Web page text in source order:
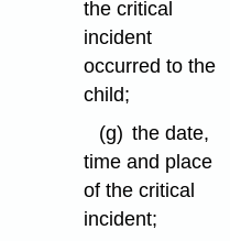
the critical
incident
occurred to the
child;
(g) the date,
time and place
of the critical
incident;